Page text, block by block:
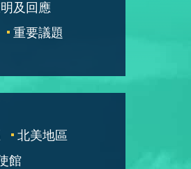
及回應
重要議題
北美地區
館